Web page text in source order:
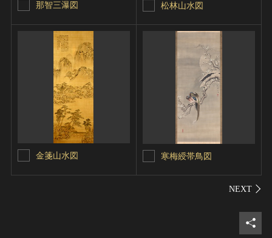
那智三瀑図 松林山水図
金箋山水図 寒梅綬帯鳥図
シェ